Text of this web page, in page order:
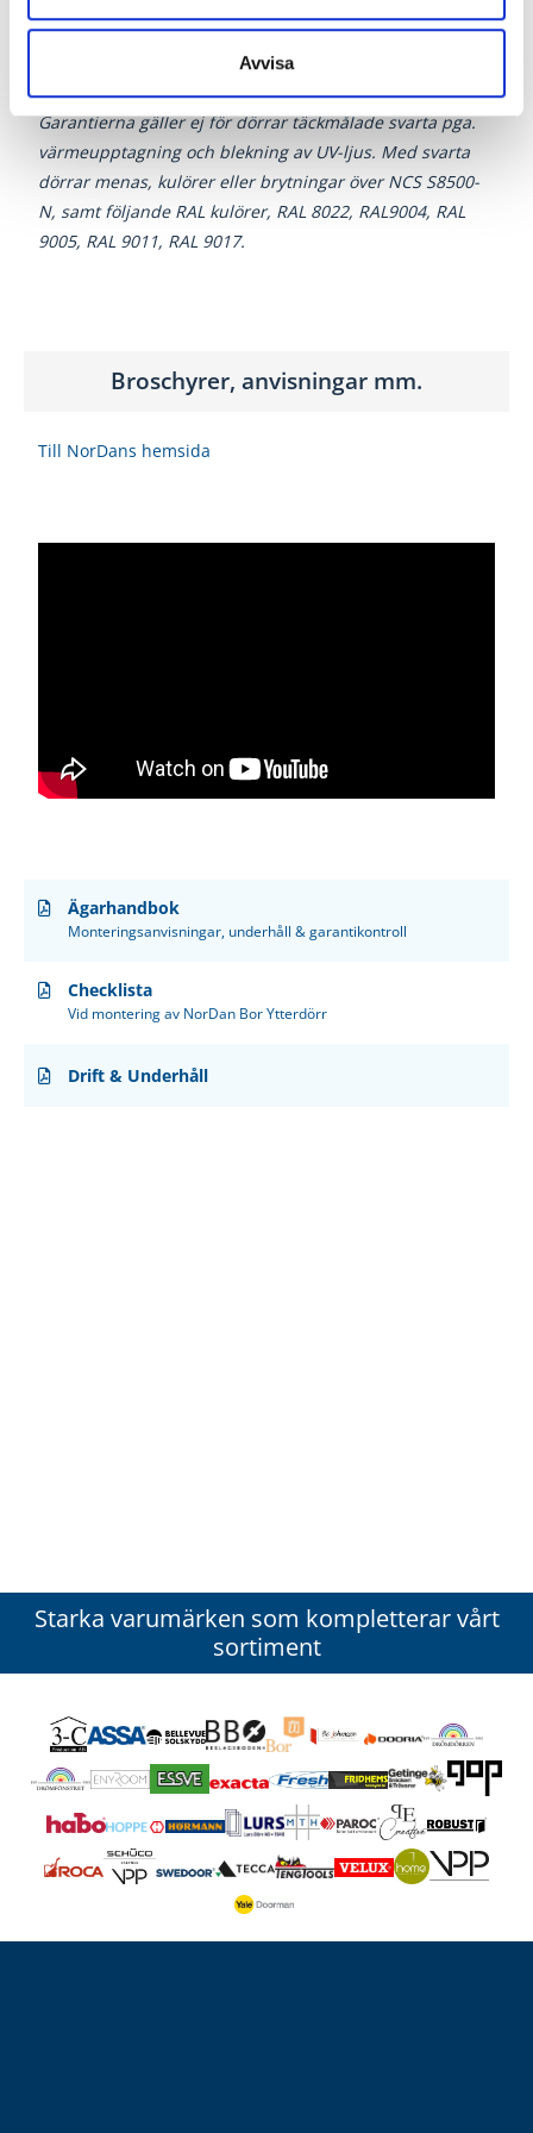
Avvisa
2 års Beslagsgaranti– Garanti på lås, beslagspaket och
Garantierna gäller ej för dörrar täckmålade svarta pga.
värmeupptagning och blekning av UV-ljus. Med svarta
dörrar menas, kulörer eller brytningar över NCS S8500-
N, samt följande RAL kulörer, RAL 8022, RAL9004, RAL
9005, RAL 9011, RAL 9017.
Broschyrer, anvisningar mm.
Till NorDans hemsida
Ägarhandbok
Monteringsanvisningar, underhåll & garantikontroll
Checklista
Vid montering av NorDan Bor Ytterdörr
Drift & Underhåll
Starka varumärken som kompletterar vårt
sortiment